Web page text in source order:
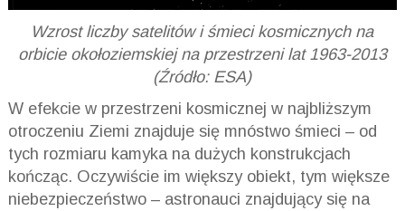
Wzrost liczby satelitów i śmieci kosmicznych na
orbicie okołoziemskiej na przestrzeni lat 1963-2013
(Źródło: ESA)
W efekcie w przestrzeni kosmicznej w najbliższym
otroczeniu Ziemi znajduje się mnóstwo śmieci – od
tych rozmiaru kamyka na dużych konstrukcjach
kończąc. Oczywiście im większy obiekt, tym większe
niebezpieczeństwo – astronauci znajdujący się na